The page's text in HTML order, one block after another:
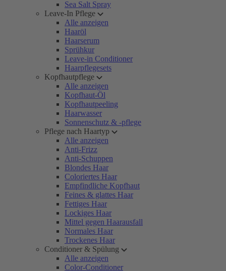
Sea Salt Spray
Leave-In Pflege
Alle anzeigen
Haaröl
Haarserum
Sprühkur
Leave-in Conditioner
Haarpflegesets
Kopfhautpflege
Alle anzeigen
Kopfhaut-Öl
Kopfhautpeeling
Haarwasser
Sonnenschutz & -pflege
Pflege nach Haartyp
Alle anzeigen
Anti-Frizz
Anti-Schuppen
Blondes Haar
Coloriertes Haar
Empfindliche Kopfhaut
Feines & glattes Haar
Fettiges Haar
Lockiges Haar
Mittel gegen Haarausfall
Normales Haar
Trockenes Haar
Conditioner & Spülung
Alle anzeigen
Color-Conditioner